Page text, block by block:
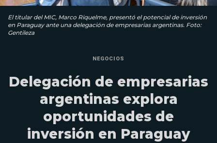
El titular del MIC, Marco Riquelme, presentó el potencial de inversión
en Paraguay ante una delegación de empresarias argentinas. Foto:
Gentileza
NEGOCIOS
Delegación de empresarias
argentinas explora
oportunidades de
inversión en Paraguay